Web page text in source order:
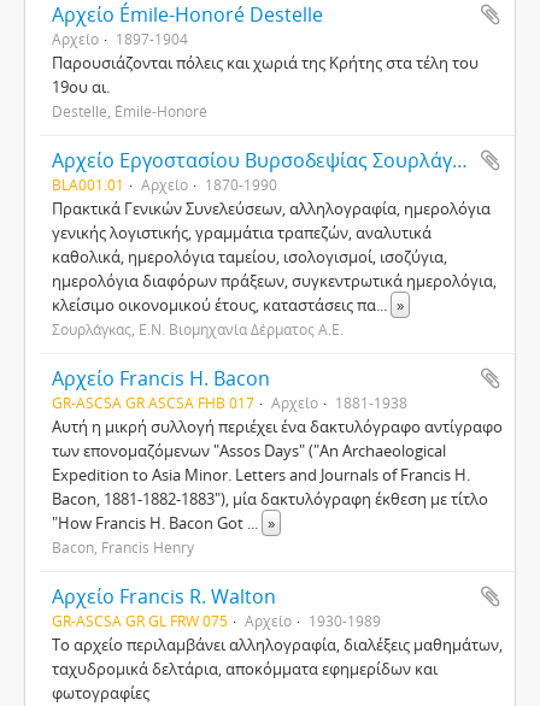
Αρχείο Émile-Honoré Destelle
Αρχείο 1897-1904
Παρουσιάζονται πόλεις και χωριά της Κρήτης στα τέλη του
19ου αι.
Destelle, Émile-Honoré
Αρχείο Eργοστασίου Βυρσοδεψίας Σουρλάγκα
BLA001.01 Αρχείο 1870-1990
Πρακτικά Γενικών Συνελεύσεων, αλληλογραφία, ημερολόγια
γενικής λογιστικής, γραμμάτια τραπεζών, αναλυτικά
καθολικά, ημερολόγια ταμείου, ισολογισμοί, ισοζύγια,
ημερολόγια διαφόρων πράξεων, συγκεντρωτικά ημερολόγια,
κλείσιμο οικονομικού έτους, καταστάσεις πα... »
Σουρλάγκας, Ε.Ν. Βιομηχανία Δέρματος Α.Ε.
Αρχείο Francis H. Bacon
GR-ASCSA GR ASCSA FHB 017 Αρχείο 1881-1938
Αυτή η μικρή συλλογή περιέχει ένα δακτυλόγραφο αντίγραφο
των επονομαζόμενων "Assos Days" ("An Archaeological
Expedition to Asia Minor. Letters and Journals of Francis H.
Bacon, 1881-1882-1883"), μία δακτυλόγραφη έκθεση με τίτλο
"How Francis H. Bacon Got ... »
Bacon, Francis Henry
Αρχείο Francis R. Walton
GR-ASCSA GR GL FRW 075 Αρχείο 1930-1989
Το αρχείο περιλαμβάνει αλληλογραφία, διαλέξεις μαθημάτων,
ταχυδρομικά δελτάρια, αποκόμματα εφημερίδων και
φωτογραφίες